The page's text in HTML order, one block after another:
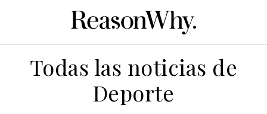
Todas las noticias de
Deporte